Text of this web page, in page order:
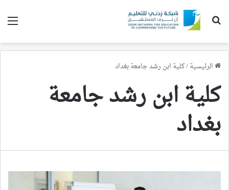
بحث عن
الرئيسية/كلية ابن رشد جامعة بغداد
كلية ابن رشد جامعة
بغداد